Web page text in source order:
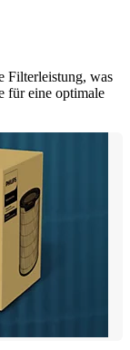
Filterleistung, was
für eine optimale